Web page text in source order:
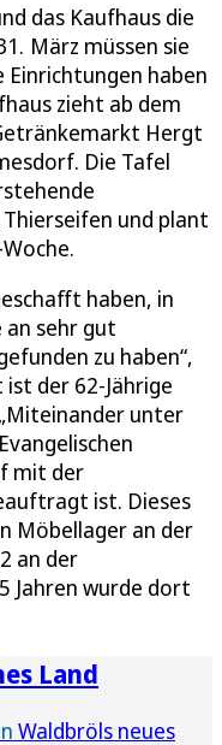
das Kaufhaus die
März müssen sie
Einrichtungen haben
zieht ab dem
Hergt
Die Tafel
und plant
haben, in
sehr gut
zu haben“,
der 62-Jährige
unter
mit der
ist. Dieses
Möbellager an der
an der
Jahren wurde dort
Land
Waldbröls neues